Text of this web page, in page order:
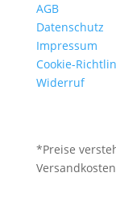
AGB
Datenschutz
Impressum
Cookie-
Widerruf
*Preise
Versandkosten